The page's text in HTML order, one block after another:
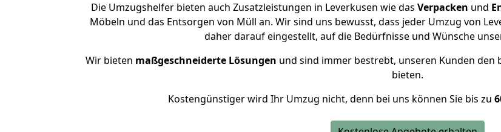
Die Umzugshelfer bieten auch Zusatzleistungen in Leverkusen wie das Verpacken und
Möbeln und das Entsorgen von Müll an. Wir sind uns bewusst, dass jeder Umzug von
daher darauf eingestellt, auf die Bedürfnisse und Wünsche
Wir bieten maßgeschneiderte Lösungen und sind immer bestrebt, unseren Kunden den
bieten.
Kostengünstiger wird Ihr Umzug nicht, denn bei uns können Sie bis zu